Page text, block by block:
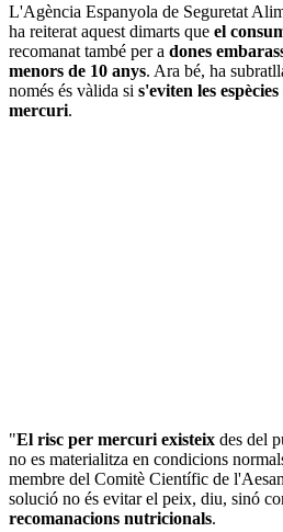
L'Agència Espanyola de Seguretat
ha reiterat aquest dimarts que el
recomanat també per a dones
menors de 10 anys. Ara bé, ha
només és vàlida si s'eviten les espècies
mercuri.
"El risc per mercuri existeix des del
no es materialitza en condicions
membre del Comitè Científic de l'Aesan
solució no és evitar el peix, diu, sinó
recomanacions nutricionals.